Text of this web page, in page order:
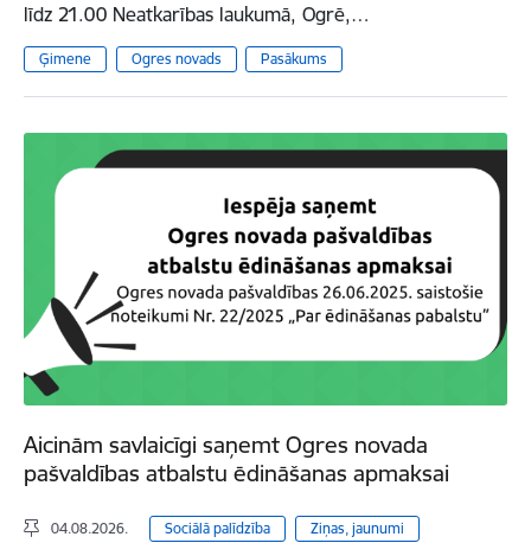
līdz 21.00 Neatkarības laukumā, Ogrē,…
Ģimene Ogres novads Pasākums
Aicinām savlaicīgi saņemt Ogres novada
pašvaldības atbalstu ēdināšanas apmaksai
04.08.2026. Sociālā palīdzība Ziņas, jaunumi